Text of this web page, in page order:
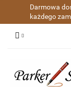
Darmowa
każdego